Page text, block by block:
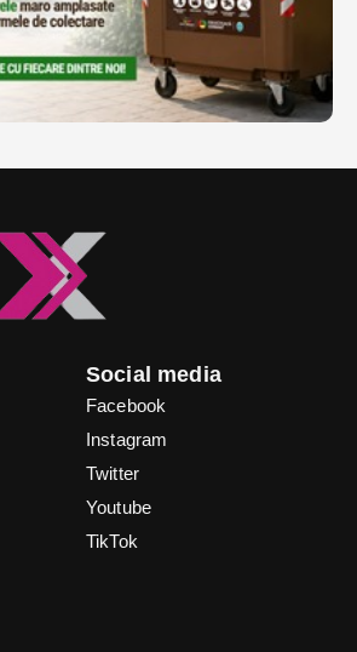
Social media
Facebook
Instagram
Twitter
Youtube
TikTok